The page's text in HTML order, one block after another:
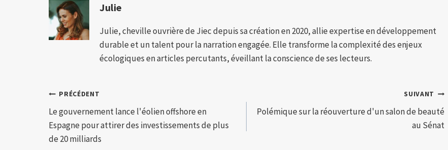
Julie
Julie, cheville ouvrière de Jiec depuis sa création en 2020, allie expertise en développement
durable et un talent pour la narration engagée. Elle transforme la complexité des enjeux
écologiques en articles percutants, éveillant la conscience de ses lecteurs.
Navigation
de
l’article
PRÉCÉDENT
Le gouvernement lance l'éolien offshore en
Espagne pour attirer des investissements de plus
de 20 milliards
SUIVANT
Polémique sur la réouverture d'un salon de beauté
au Sénat